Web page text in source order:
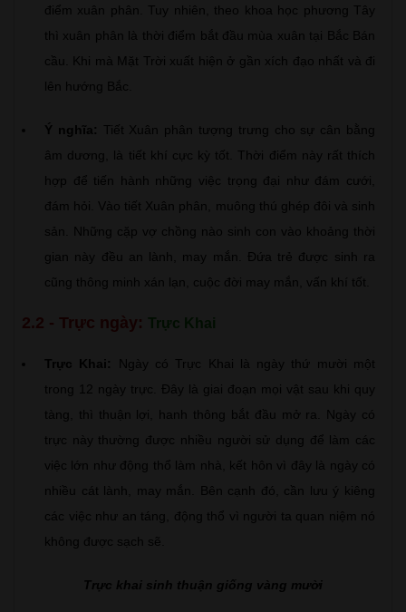
điểm xuân phân. Tuy nhiên, theo khoa học phương Tây
thì xuân phân là thời điểm bắt đầu mùa xuân tại Bắc Bán
cầu. Khi mà Mặt Trời xuất hiện ở gần xích đạo nhất và đi
lên hướng Bắc.
Ý nghĩa: Tiết Xuân phân tượng trưng cho sự cân bằng
âm dương, là tiết khí cực kỳ tốt. Thời điểm này rất thích
hợp để tiến hành những việc trọng đại như đám cưới,
đám hỏi. Vào tiết Xuân phân, muông thú ghép đôi và sinh
sản. Những cặp vợ chồng nào sinh con vào khoảng thời
gian này đều an lành, may mắn. Đứa trẻ được sinh ra
cũng thông minh xán lạn, cuộc đời may mắn, vấn khí tốt.
2.2 - Trực ngày: Trực Khai
Trực Khai:
Ngày có Trực Khai là ngày thứ mười một
trong 12 ngày trực. Đây là giai đoạn mọi vật sau khi quy
tàng, thì thuận lợi, hanh thông bắt đầu mở ra. Ngày có
trực này thường được nhiều người sử dụng để làm các
việc lớn như động thổ làm nhà, kết hôn vì đây là ngày có
nhiều cát lành, may mắn. Bên cạnh đó, cần lưu ý kiêng
các việc như an táng, động thổ vì người ta quan niệm nó
không được sạch sẽ.
Trực khai sinh thuận giống vàng mười